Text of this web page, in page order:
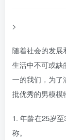
>
随着社会的发展
生活中不可或缺
一的我们，为了
批优秀的男模模
1. 年龄在25岁
称。